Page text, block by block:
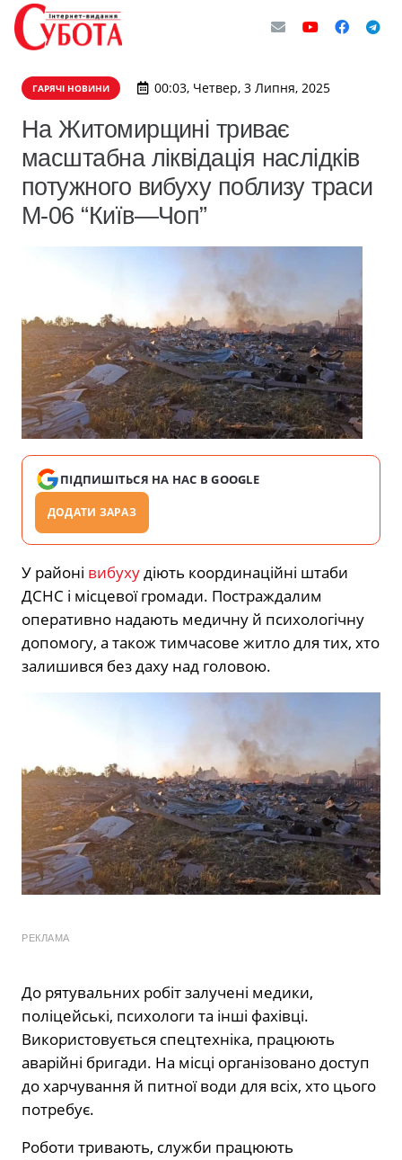
ГАРЯЧІ НОВИНИ 00:03, Четвер, 3 Липня, 2025
На Житомирщині триває
масштабна ліквідація наслідків
потужного вибуху поблизу траси
М-06 “Київ—Чоп”
ПІДПИШІТЬСЯ НА НАС В GOOGLE
ДОДАТИ ЗАРАЗ
У районі вибухудіють координаційні штаби
ДСНС і місцевої громади. Постраждалим
оперативно надають медичну й психологічну
допомогу, а також тимчасове житло для тих, хто
залишився без даху над головою.
РЕКЛАМА
До рятувальних робіт залучені медики,
поліцейські, психологи та інші фахівці.
Використовується спецтехніка, працюють
аварійні бригади. На місці організовано доступ
до харчування й питної води для всіх, хто цього
потребує.
Роботи тривають, служби працюють